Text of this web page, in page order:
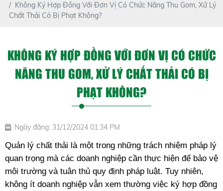
Không Ký Hợp Đồng Với Đơn Vị Có Chức Năng Thu Gom, Xử Lý
Chất Thải Có Bị Phạt Không?
KHÔNG KÝ HỢP ĐỒNG VỚI ĐƠN VỊ CÓ CHỨC
NĂNG THU GOM, XỬ LÝ CHẤT THẢI CÓ BỊ
PHẠT KHÔNG?
Ngày đăng: 31/12/2024 01:34 PM
Quản lý chất thải là một trong những trách nhiệm pháp lý
quan trọng mà các doanh nghiệp cần thực hiện để bảo vệ
môi trường và tuân thủ quy định pháp luật. Tuy nhiên,
không ít doanh nghiệp vẫn xem thường việc ký hợp đồng